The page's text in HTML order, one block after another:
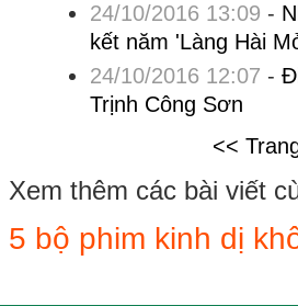
24/10/2016 13:09 -
kết năm 'Làng Hài
24/10/2016 12:07 -
Trịnh Công Sơn
<<
Xem thêm các bài viết
5 bộ phim kinh dị